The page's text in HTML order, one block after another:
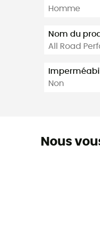
Homme
Nom du
All Road
Non
Nous